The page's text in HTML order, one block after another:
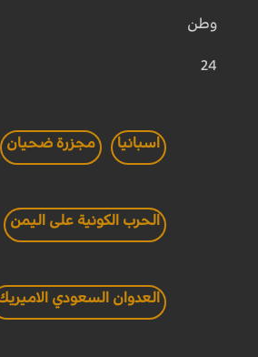
وطن
24
اسبانيا مجزرة ضحيان
الحرب الكونية على اليمن
العدوان السعودي